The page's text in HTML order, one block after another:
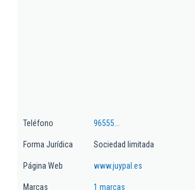
Teléfono 96555...
Forma Jurídica Sociedad limitada
Página Web www.juypal.es
Marcas 1 marcas